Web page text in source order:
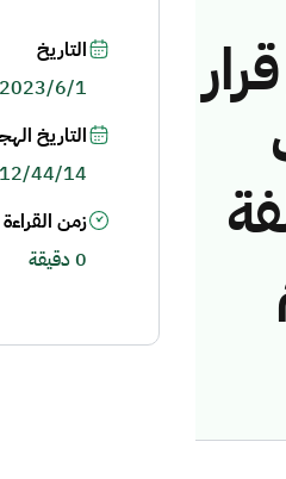
التاريخ
2023/6/1
التاريخ
44/14
زمن القراءة
0 دقيقة